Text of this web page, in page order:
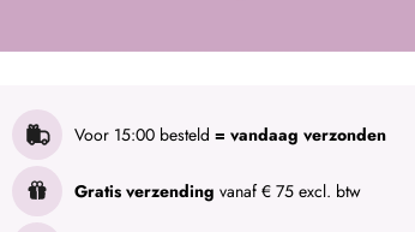
Voor 15:00 besteld = vandaag verzonden
Gratis verzending vanaf € 75 excl. btw